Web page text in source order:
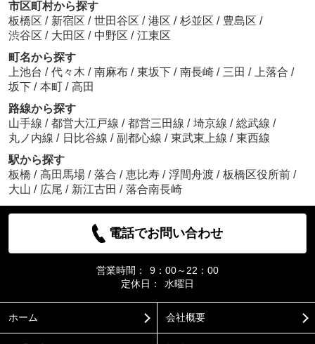
市区町村から探す
板橋区 / 新宿区 / 世田谷区 / 港区 / 杉並区 / 豊島区 /
渋谷区 / 大田区 / 中野区 / 江東区
町名から探す
上池台 / 代々木 / 南麻布 / 東坂下 / 南長崎 / 三田 / 上落合 /
坂下 / 本町 / 高田
路線から探す
山手線 / 都営大江戸線 / 都営三田線 / 埼京線 / 総武線 /
丸ノ内線 / 日比谷線 / 副都心線 / 東武東上線 / 東西線
駅から探す
板橋 / 高田馬場 / 落合 / 恵比寿 / 浮間舟渡 / 板橋区役所前 /
大山 / 広尾 / 新江古田 / 落合南長崎
電話でお問い合わせ
営業時間：
9：00～22：00
定休日：
水曜日
ホーム 会社概要